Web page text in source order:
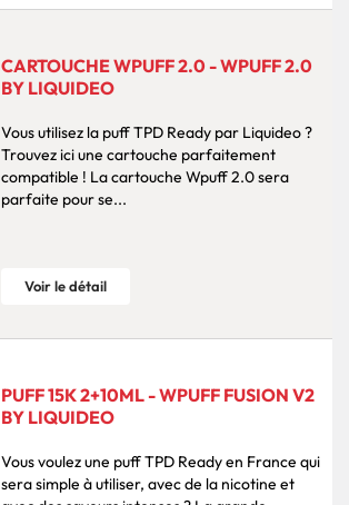
CARTOUCHE WPUFF 2.0 - WPUFF 2.0
BY LIQUIDEO
Vous utilisez la puff TPD Ready par Liquideo ?
Trouvez ici une cartouche parfaitement
compatible ! La cartouche Wpuff 2.0 sera
parfaite pour se...
Voir le détail
PUFF 15K 2+10ML - WPUFF FUSION V2
BY LIQUIDEO
Vous voulez une puff TPD Ready en France qui
sera simple à utiliser, avec de la nicotine et